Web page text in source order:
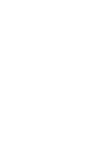
смен в определенный час
персоналом
статус укомплектования за